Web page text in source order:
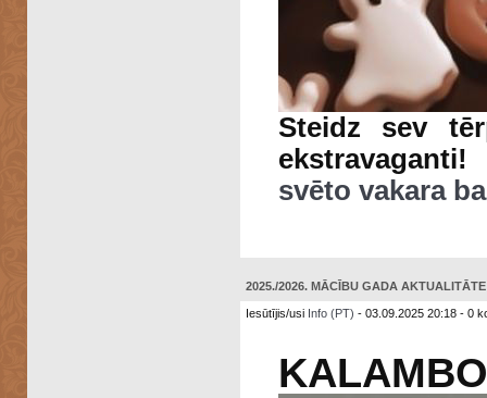
Steidz sev
svēto vakara
2025./2026. MĀCĪBU GADA
Iesūtījis/usi Info (PT) - 03.09.2025 20:18 - 0